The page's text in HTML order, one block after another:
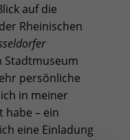
auf die
Rheinischen
Stadtmuseum
persönliche
in meiner
habe – ein
eine Einladung